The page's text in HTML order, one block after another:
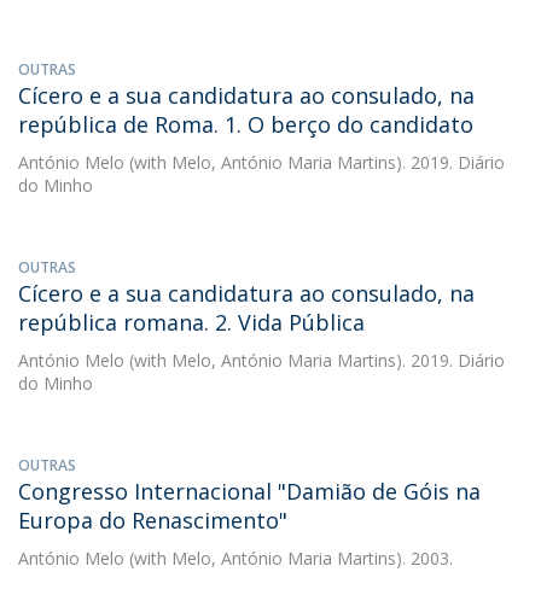
OUTRAS
Cícero e a sua candidatura ao consulado, na
república de Roma. 1. O berço do candidato
António Melo (with Melo, António Maria Martins). 2019. Diário
do Minho
OUTRAS
Cícero e a sua candidatura ao consulado, na
república romana. 2. Vida Pública
António Melo (with Melo, António Maria Martins). 2019. Diário
do Minho
OUTRAS
Congresso Internacional "Damião de Góis na
Europa do Renascimento"
António Melo (with Melo, António Maria Martins). 2003.